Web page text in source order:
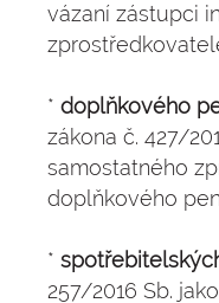
vázaní zástupci
* doplňkového
zákona č. 427/
samostatného
doplňkového
*
257/2016 Sb.